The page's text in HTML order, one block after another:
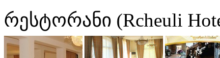
რესტორანი (Rcheuli